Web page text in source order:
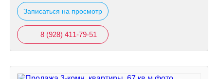
Записаться на просмотр
8 (928) 411-79-51